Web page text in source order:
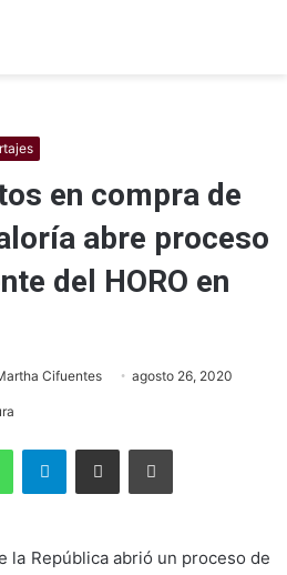
en compra de
abre proceso
del HORO en
Cifuentes agosto 26, 2020
WhatsAppTelegramCompartir por correo electrónicoImprimir
la República abrió un proceso de